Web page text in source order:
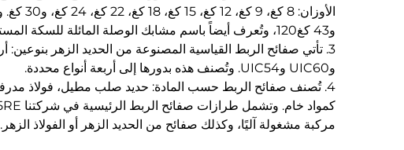
و43 كغ120، وتُعرف أيضاً باسم مشابك الوصلة المائلة للسكة المستخدمة في الرافعات.
وUIC60 وUIC54. وتُصنف هذه بدورها إلى أربعة أنواع محددة.
مركبة مشغولة آليًا، وكذلك صفائح من الحديد الزهر أو الفولاذ الزهر.